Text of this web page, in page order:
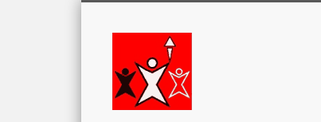
Centre